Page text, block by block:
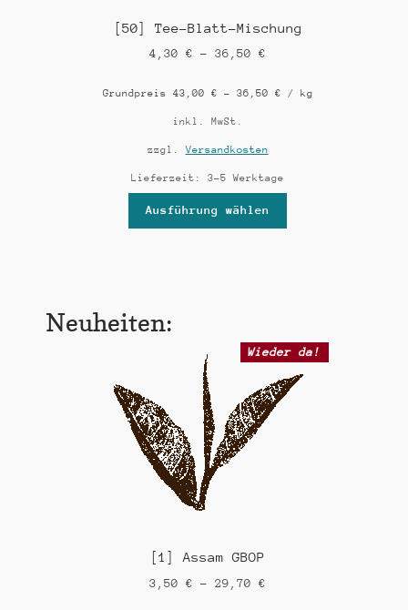
[50] Tee-Blatt-Mischung
4,30 € – 36,50 €
Grundpreis 43,00 € – 36,50 € / kg
inkl. MwSt.
zzgl.Versandkosten
Lieferzeit: 3-5 Werktage
Ausführung wählen
Neuheiten:
Wieder da!
[1] Assam GBOP
3,50 € – 29,70 €